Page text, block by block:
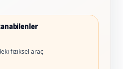
fiziksel araç